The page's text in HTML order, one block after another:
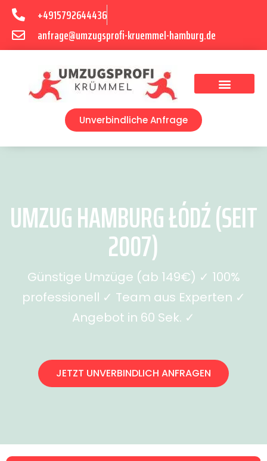
+4915792644436
anfrage@umzugsprofi-kruemmel-hamburg.de
Unverbindliche Anfrage
UMZUG HAMBURG ŁÓDŹ (SEIT
2007)
Günstige Umzüge (ab 149€) ✓ 100%
professionell ✓ Team aus Experten ✓
Angebot in 60 Sek. ✓
JETZT UNVERBINDLICH ANFRAGEN